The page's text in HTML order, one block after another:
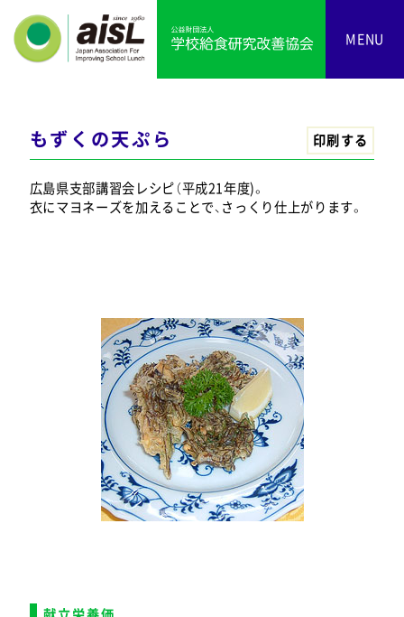
MENU
もずくの天ぷら 印刷する
広島県支部講習会レシピ（平成21年度)。
衣にマヨネーズを加えることで、さっくり仕上がります。